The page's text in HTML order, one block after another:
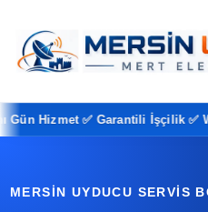
Hizmet ✅ Garantili İşçilik ✅
MERSIN UYDUCU SERVIS